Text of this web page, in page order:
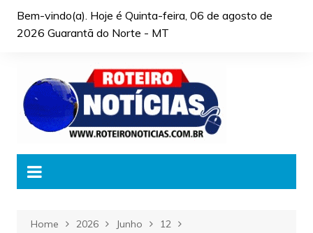
Bem-vindo(a). Hoje é Quinta-feira, 06 de agosto de
2026 Guarantã do Norte - MT
Home 2026 Junho
12